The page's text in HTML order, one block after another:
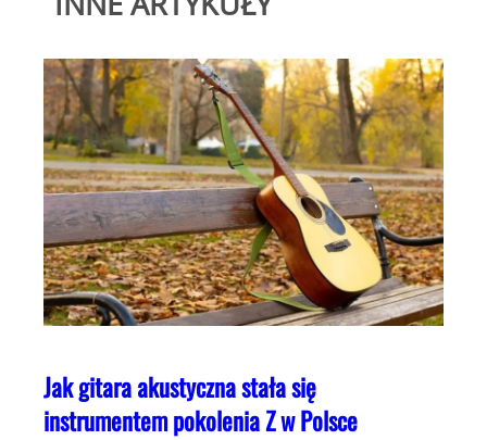
Jak gitara akustyczna stała się
instrumentem pokolenia Z w Polsce